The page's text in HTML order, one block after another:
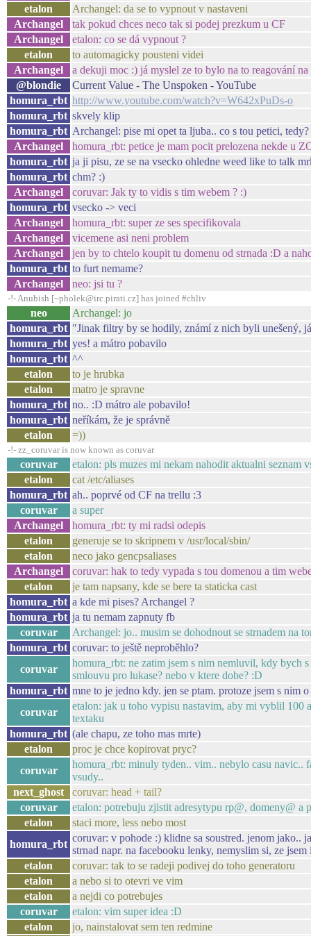
etalon
Archangel: da se to vypnout v nastaveni
Archangel
tak pokud chces neco tak si podej prezkum u CF
Archangel
etalon: co se dá vypnout ?
etalon
to automagicky pousteni videi
Archangel
a dekuji moc :) já myslel ze to bylo na to reagování
@blondie
Current Value - The Unspoken - YouTube
homura_rbt http://www.youtube.com/watch?v=W642xPuDs-o
homura_rbt skvely klip
homura_rbt Archangel: pise mi opet ta ljuba.. co s tou petici, tedy?
Archangel
homura_rbt: petice je mam pocit prelozena nekde u
homura_rbt ja ji pisu, ze se na vsecko ohledne weed like to talk
homura_rbt chm? :)
Archangel
coruvar: Jak ty to vidis s tim webem ? :)
homura_rbt vsecko -> veci
Archangel
homura_rbt: super ze ses specifikovala
Archangel
vicemene asi neni problem
Archangel
jen by to chtelo koupit tu domenu od strnada :D a
homura_rbt to furt nemame?
Archangel
neo: jsi tu ?
-!- Anubish [~pholek@irc.pirati.cz] has joined #chliv
neo
Archangel: jo
homura_rbt "Jinak filtry by se hodily, známí z nich byli unešený,
homura_rbt yes! a mátro pobavilo
homura_rbt ^^
etalon
to je hrubka
etalon
matro je spravne
homura_rbt no.. :D mátro ale pobavilo!
homura_rbt neříkám, že je správně
etalon
=))
-!- zz_coruvar is now known as coruvar
coruvar
etalon: pls muzes mi nekam nahodit aktualni seznam
etalon
cat /etc/aliases
homura_rbt ah.. poprvé od CF na trellu :3
coruvar
a super
Archangel
homura_rbt: ty mi radsi odepis
etalon
generuje se to skripnem v /usr/local/sbin/
etalon
neco jako gencpsaliases
Archangel
coruvar: hak to tedy vypada s tou domenou a tim
etalon
je tam napsany, kde se bere ta staticka cast
homura_rbt a kde mi pises? Archangel ?
homura_rbt ja tu nemam zapnuty fb
coruvar
Archangel: jo.. musim se dohodnout se strnadem na
homura_rbt coruvar: to ještě neproběhlo?
coruvar
homura_rbt: ne zatim jsem s nim nemluvil, kdy bych
smlouvu pro lukase? nebo v ktere dobe? :D
homura_rbt mne to je jedno kdy. jen se ptam. protoze jsem s
coruvar
etalon: jak u toho vypisu nastavim, aby mi vyblil 100
textaku
homura_rbt (ale chapu, ze toho mas mrte)
etalon
proc je chce kopirovat pryc?
coruvar
homura_rbt: minuly tyden.. vim.. nebylo casu navic..
vsudy..
next_ghost
coruvar: head + tail?
coruvar
etalon: potrebuju zjistit adresytypu rp@, domeny@ a
etalon
staci more, less nebo most
homura_rbt
coruvar: v pohode :) klidne sa soustred. jenom jako..
strnad napr. na facebooku lenky, nemyslim si, ze
etalon
coruvar: tak to se radeji podivej do toho generatoru
etalon
a nebo si to otevri ve vim
etalon
a nejdi co potrebujes
coruvar
etalon: vim super idea :D
etalon
jo, nainstalovat sem ten redmine